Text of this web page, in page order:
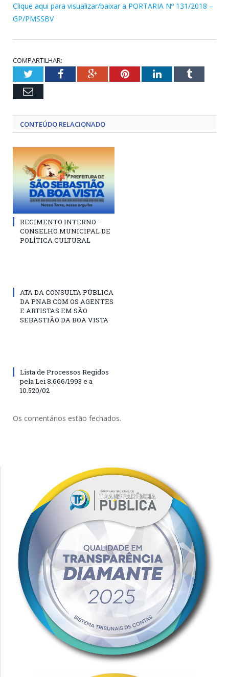
Clique aqui para visualizar/baixar a PORTARIA Nº 131/2018 –
GP/PMSSBV
COMPARTILHAR:
TwitterFacebookGoogle+PinterestLinkedInTumblr
Email
CONTEÚDO RELACIONADO
REGIMENTO INTERNO –
CONSELHO MUNICIPAL DE
POLÍTICA CULTURAL
ATA DA CONSULTA PÚBLICA
DA PNAB COM OS AGENTES
E ARTISTAS EM SÃO
SEBASTIÃO DA BOA VISTA
Lista de Processos Regidos
pela Lei 8.666/1993 e a
10.520/02
Os comentários estão fechados.